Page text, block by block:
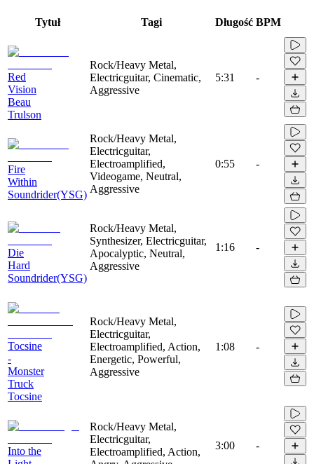
Tytuł Tagi Długość BPM
Red
Vision
Beau
Trulson
Rock/Heavy Metal,
Electricguitar, Cinematic,
Aggressive
5:31 -
Fire
Within
Soundrider(YSG)
Rock/Heavy Metal,
Electricguitar,
Electroamplified,
Videogame, Neutral,
Aggressive
0:55 -
Die
Hard
Soundrider(YSG)
Rock/Heavy Metal,
Synthesizer, Electricguitar,
Apocalyptic, Neutral,
Aggressive
1:16 -
Tocsine
-
Monster
Truck
Tocsine
Rock/Heavy Metal,
Electricguitar,
Electroamplified, Action,
Energetic, Powerful,
Aggressive
1:08 -
Into the
Rock/Heavy Metal,
Electricguitar,
Electroamplified, Action,
3:00 -